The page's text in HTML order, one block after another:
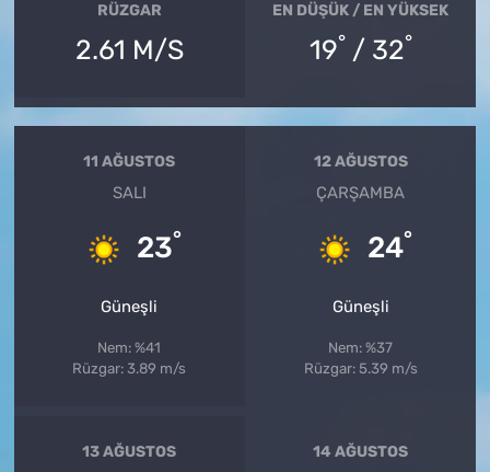
RÜZGAR
2.61 M/S
EN DÜŞÜK / EN YÜKSEK
19° / 32°
11 AĞUSTOS
SALI
23°
Güneşli
Nem: %41
Rüzgar: 3.89 m/s
12 AĞUSTOS
ÇARŞAMBA
24°
Güneşli
Nem: %37
Rüzgar: 5.39 m/s
13 AĞUSTOS 14 AĞUSTOS